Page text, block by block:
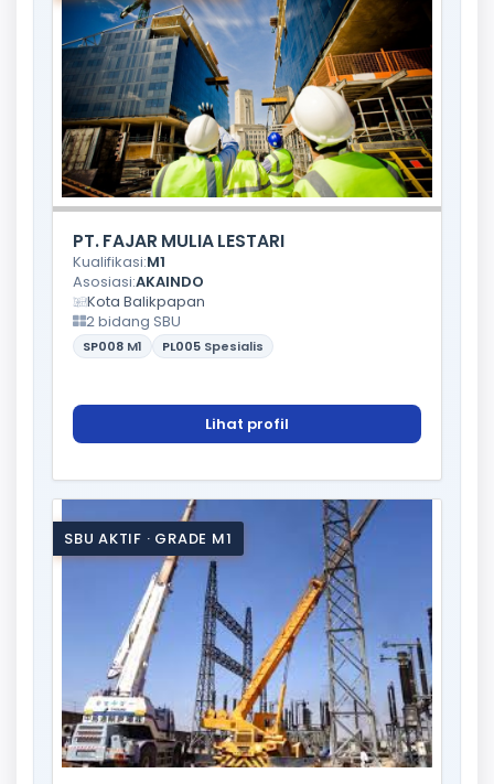
PT. FAJAR MULIA LESTARI
Kualifikasi:M1
Asosiasi:AKAINDO
Kota Balikpapan
2 bidang SBU
SP008 M1 PL005 Spesialis
Lihat profil
SBU AKTIF · GRADE M1